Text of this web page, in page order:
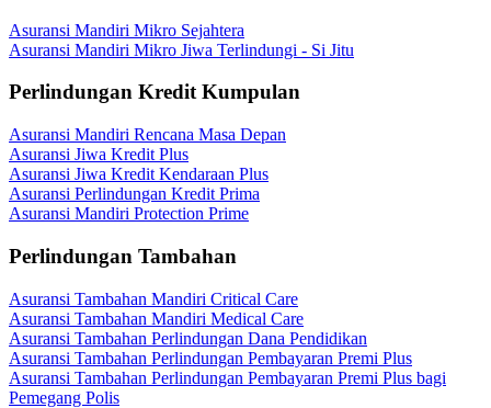
Asuransi Mandiri Mikro Sejahtera
Asuransi Mandiri Mikro Jiwa Terlindungi - Si Jitu
Perlindungan Kredit Kumpulan
Asuransi Mandiri Rencana Masa Depan
Asuransi Jiwa Kredit Plus
Asuransi Jiwa Kredit Kendaraan Plus
Asuransi Perlindungan Kredit Prima
Asuransi Mandiri Protection Prime
Perlindungan Tambahan
Asuransi Tambahan Mandiri Critical Care
Asuransi Tambahan Mandiri Medical Care
Asuransi Tambahan Perlindungan Dana Pendidikan
Asuransi Tambahan Perlindungan Pembayaran Premi Plus
Asuransi Tambahan Perlindungan Pembayaran Premi Plus bagi
Pemegang Polis